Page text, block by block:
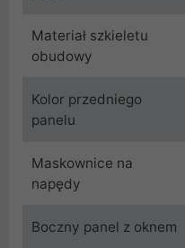
Materiał szkieletu
obudowy
Kolor przedniego
panelu
Maskownice na
napędy
Boczny panel z oknem